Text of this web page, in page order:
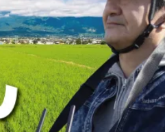
・雑誌出版
レンジ
CAMPFIRE for Social Good